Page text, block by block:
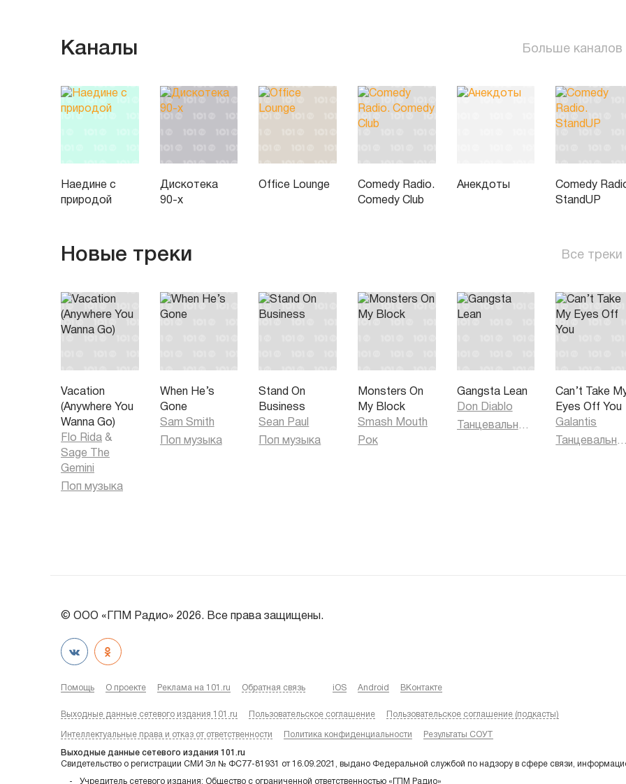
Каналы Больше каналов
Наедине с
природой
Дискотека
90-х
Office Lounge
Comedy Radio.
Comedy Club
Анекдоты
Comedy
StandUP
Новые треки Все треки
Vacation
(Anywhere You
Wanna Go)
Flo Rida &
Sage The
Gemini
Поп музыка
When He’s
Gone
Sam Smith
Поп музыка
Stand On
Business
Sean Paul
Поп музыка
Monsters On
My Block
Smash Mouth
Рок
Gangsta Lean
Don Diablo
Танцевальная музыка
Can’t Take
Eyes Off You
Galantis
Танцевальная
© ООО «ГПМ Радио» 2026. Все права защищены.
Помощь О проекте Реклама на 101.ru Обратная связь iOS Android ВКонтакте
Выходные данные сетевого издания 101.ru Пользовательское соглашение Пользовательское соглашение (подкасты)
Интеллектуальные права и отказ от ответственности Политика конфиденциальности Результаты СОУТ
Выходные данные сетевого издания 101.ru
Свидетельство о регистрации СМИ Эл № ФС77-81931 от 16.09.2021, выдано Федеральной службой по надзору в сфере связи,
Учредитель сетевого издания: Общество с ограниченной ответственностью «ГПМ Радио»